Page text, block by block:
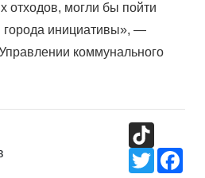
отходов, могли бы пойти
города инициативы», —
коммунального
Twitter